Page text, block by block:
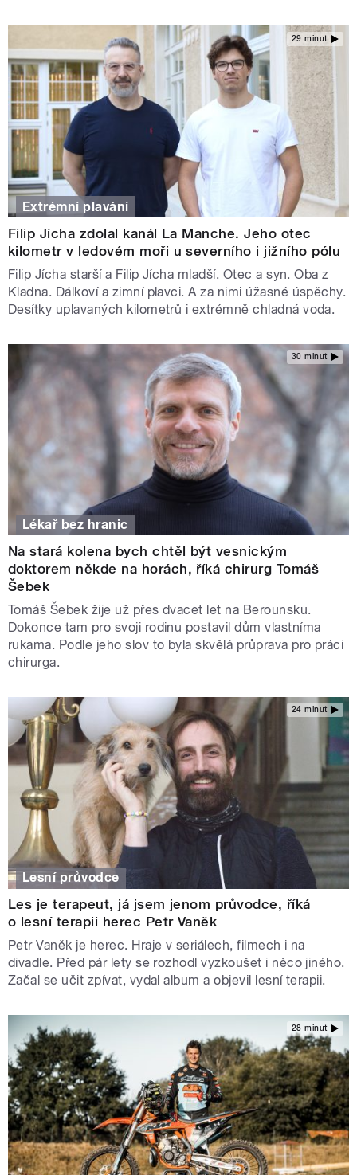
29 minut
Extrémní plavání
Filip Jícha zdolal kanál La Manche. Jeho otec
kilometr v ledovém moři u severního i jižního pólu
Filip Jícha starší a Filip Jícha mladší. Otec a syn. Oba z
Kladna. Dálkoví a zimní plavci. A za nimi úžasné úspěchy.
Desítky uplavaných kilometrů i extrémně chladná voda.
30 minut
Lékař bez hranic
Na stará kolena bych chtěl být vesnickým
doktorem někde na horách, říká chirurg Tomáš
Šebek
Tomáš Šebek žije už přes dvacet let na Berounsku.
Dokonce tam pro svoji rodinu postavil dům vlastníma
rukama. Podle jeho slov to byla skvělá průprava pro práci
chirurga.
24 minut
Lesní průvodce
Les je terapeut, já jsem jenom průvodce, říká
o lesní terapii herec Petr Vaněk
Petr Vaněk je herec. Hraje v seriálech, filmech i na
divadle. Před pár lety se rozhodl vyzkoušet i něco jiného.
Začal se učit zpívat, vydal album a objevil lesní terapii.
28 minut